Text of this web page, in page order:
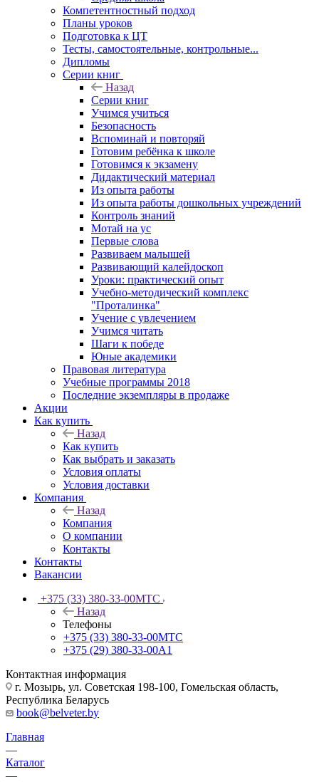
Компетентностный подход
Планы уроков
Подготовка к ЦТ
Тесты, самостоятельные, контрольные...
Дипломы
Серии книг
Назад
Серии книг
Учимся учиться
Безопасность
Вспоминай и повторяй
Готовим ребёнка к школе
Готовимся к экзамену
Дидактический материал
Из опыта работы
Из опыта работы дошкольных учреждений
Контроль знаний
Мотай на ус
Первые слова
Развиваем малышей
Развивающий калейдоскоп
Уроки: практический опыт
Учебно-методический комплекс
"Проталинка"
Учение с увлечением
Учимся читать
Шаги к победе
Юные академики
Правовая литература
Учебные программы 2018
Последние экземпляры в продаже
Акции
Как купить
Назад
Как купить
Как выбрать и заказать
Условия оплаты
Условия доставки
Компания
Назад
Компания
О компании
Контакты
Контакты
Вакансии
+375 (33) 380-33-00МТС
Назад
Телефоны
+375 (33) 380-33-00МТС
+375 (29) 380-33-00А1
Контактная информация
г. Мозырь, ул. Советская 198-100, Гомельская область,
Республика Беларусь
book@belveter.by
Главная
—
Каталог
—